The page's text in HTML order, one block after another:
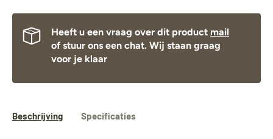
Heeft u een vraag over dit product mail
of stuur ons een chat. Wij staan graag
voor je klaar
Beschrijving Specificaties